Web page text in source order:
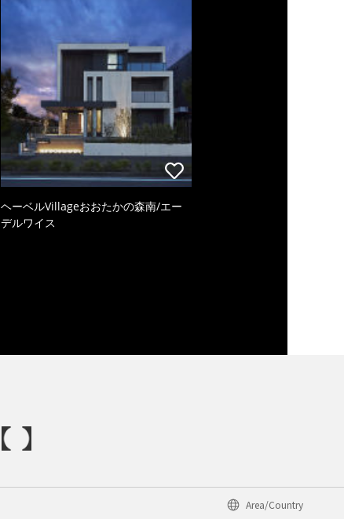
ヘーベルVillageおおたかの森南/エー
デルワイス
Area/Country